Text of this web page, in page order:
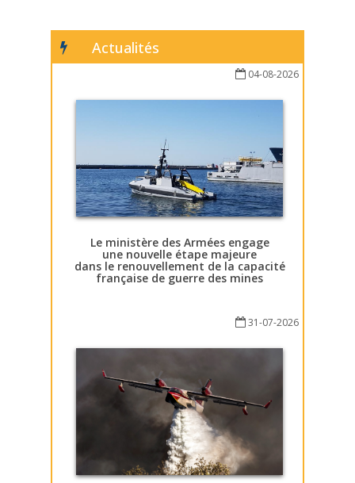
Actualités
04-08-2026
Le ministère des Armées engage
une nouvelle étape majeure
dans le renouvellement de la capacité
française de guerre des mines
31-07-2026